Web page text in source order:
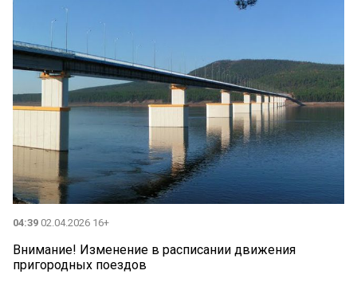
04:39 02.04.2026 16+
Внимание! Изменение в расписании движения
пригородных поездов